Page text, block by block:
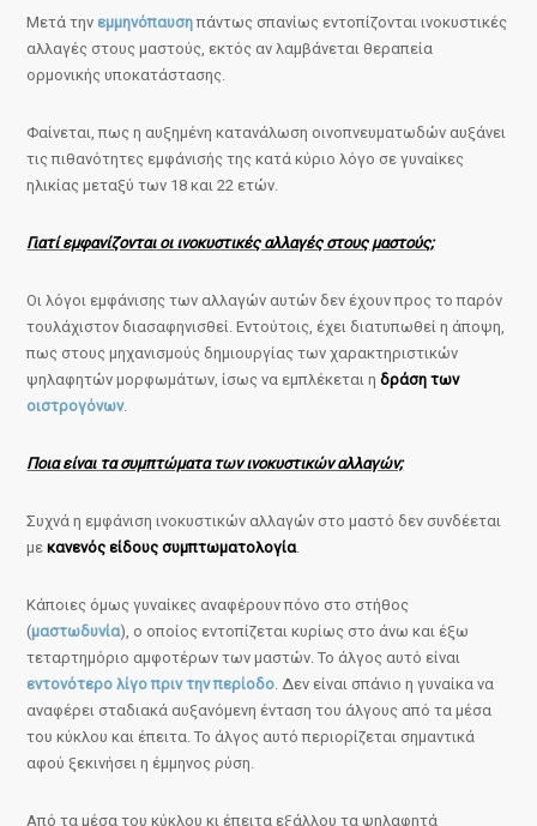
Μετά την εμμηνόπαυση πάντως σπανίως εντοπίζονται ινοκυστικές
αλλαγές στους μαστούς, εκτός αν λαμβάνεται θεραπεία
ορμονικής υποκατάστασης.
Φαίνεται, πως η αυξημένη κατανάλωση οινοπνευματωδών αυξάνει
τις πιθανότητες εμφάνισής της κατά κύριο λόγο σε γυναίκες
ηλικίας μεταξύ των 18 και 22 ετών.
Γιατί εμφανίζονται οι ινοκυστικές αλλαγές στους μαστούς;
Οι λόγοι εμφάνισης των αλλαγών αυτών δεν έχουν προς το παρόν
τουλάχιστον διασαφηνισθεί. Εντούτοις, έχει διατυπωθεί η άποψη,
πως στους μηχανισμούς δημιουργίας των χαρακτηριστικών
ψηλαφητών μορφωμάτων, ίσως να εμπλέκεται η δράση των
οιστρογόνων.
Ποια είναι τα συμπτώματα των ινοκυστικών αλλαγών;
Συχνά η εμφάνιση ινοκυστικών αλλαγών στο μαστό δεν συνδέεται
μεκανενός είδους συμπτωματολογία.
Κάποιες όμως γυναίκες αναφέρουν πόνο στο στήθος
(μαστωδυνία), ο οποίος εντοπίζεται κυρίως στο άνω και έξω
τεταρτημόριο αμφοτέρων των μαστών. Το άλγος αυτό είναι
εντονότερο λίγο πριν την περίοδο . Δεν είναι σπάνιο η γυναίκα να
αναφέρει σταδιακά αυξανόμενη ένταση του άλγους από τα μέσα
του κύκλου και έπειτα. Το άλγος αυτό περιορίζεται σημαντικά
αφού ξεκινήσει η έμμηνος ρύση.
Από τα μέσα του κύκλου κι έπειτα εξάλλου τα ψηλαφητά